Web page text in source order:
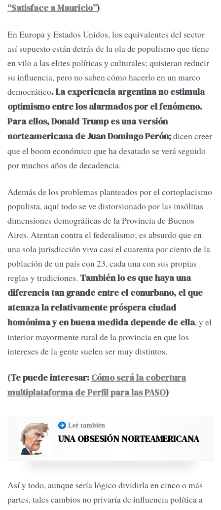
“Satisface a Mauricio”)
En Europa y Estados Unidos, los equivalentes del sector
así supuesto están detrás de la ola de populismo que tiene
en vilo a las elites políticas y culturales; quisieran reducir
su influencia, pero no saben cómo hacerlo en un marco
democrático. La experiencia argentina no estimula
optimismo entre los alarmados por el fenómeno.
Para ellos, Donald Trump es una versión
norteamericana de Juan Domingo Perón;dicen creer
que el boom económico que ha desatado se verá seguido
por muchos años de decadencia.
Además de los problemas planteados por el cortoplacismo
populista, aquí todo se ve distorsionado por las insólitas
dimensiones demográficas de la Provincia de Buenos
Aires. Atentan contra el federalismo; es absurdo que en
una sola jurisdicción viva casi el cuarenta por ciento de la
población de un país con 23, cada una con sus propias
reglas y tradiciones. También lo es que haya una
diferencia tan grande entre el conurbano, el que
atenaza la relativamente próspera ciudad
homónima y en buena medida depende de ella, y el
interior mayormente rural de la provincia en que los
intereses de la gente suelen ser muy distintos.
(Te puede interesar: Cómo será la cobertura
multiplataforma de Perfil para las PASO)
Leé también
UNA OBSESIÓN NORTEAMERICANA
Así y todo, aunque sería lógico dividirla en cinco o más
partes, tales cambios no privaría de influencia política a